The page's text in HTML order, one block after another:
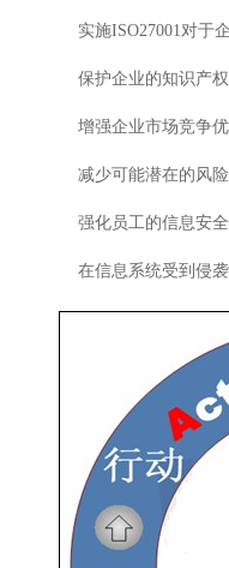
实施ISO27001对于
保护企业的知识产
增强企业市场竞争
减少可能潜在的风险
强化员工的信息安
在信息系统受到侵袭